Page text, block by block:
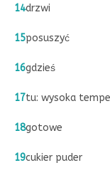
14drzwi
15posuszyć
16gdzieś
17tu: wysoka
18gotowe
19cukier puder